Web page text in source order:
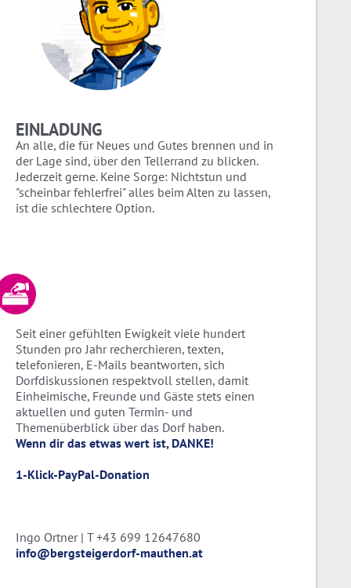
EINLADUNG
An alle, die für Neues und Gutes brennen und in
der Lage sind, über den Tellerrand zu blicken.
Jederzeit gerne. Keine Sorge: Nichtstun und
"scheinbar fehlerfrei" alles beim Alten zu lassen,
ist die schlechtere Option.
Seit einer gefühlten Ewigkeit viele hundert
Stunden pro Jahr recherchieren, texten,
telefonieren, E-Mails beantworten, sich
Dorfdiskussionen respektvoll stellen, damit
Einheimische, Freunde und Gäste stets einen
aktuellen und guten Termin- und
Themenüberblick über das Dorf haben.
Wenn dir das etwas wert ist, DANKE!
1-Klick-PayPal-Donation
Ingo Ortner | T +43 699 12647680
info@bergsteigerdorf-mauthen.at